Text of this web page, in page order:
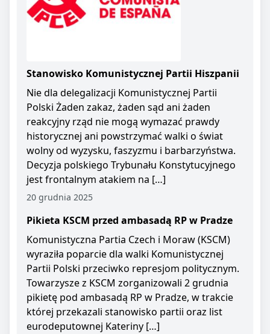
Stanowisko Komunistycznej Partii Hiszpanii
Nie dla delegalizacji Komunistycznej Partii
Polski Żaden zakaz, żaden sąd ani żaden
reakcyjny rząd nie mogą wymazać prawdy
historycznej ani powstrzymać walki o świat
wolny od wyzysku, faszyzmu i barbarzyństwa.
Decyzja polskiego Trybunału Konstytucyjnego
jest frontalnym atakiem na […]
20 grudnia 2025
Pikieta KSCM przed ambasadą RP w Pradze
Komunistyczna Partia Czech i Moraw (KSCM)
wyraziła poparcie dla walki Komunistycznej
Partii Polski przeciwko represjom politycznym.
Towarzysze z KSCM zorganizowali 2 grudnia
pikietę pod ambasadą RP w Pradze, w trakcie
której przekazali stanowisko partii oraz list
eurodeputownej Kateriny […]